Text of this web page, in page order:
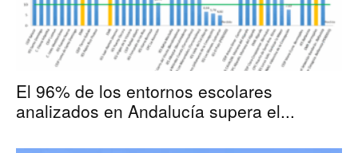
El 96% de los entornos escolares
analizados en Andalucía supera el...